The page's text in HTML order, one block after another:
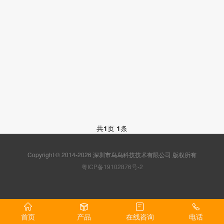
共1页 1条
Copyright © 2014-2026 深圳市鸟鸟科技技术有限公司 版权所有
粤ICP备19102876号-2
首页 产品 在线咨询 电话